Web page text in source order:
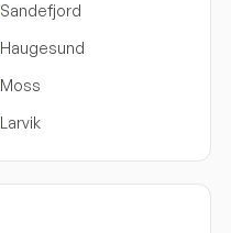
Sandefjord
Haugesund
Moss
Larvik